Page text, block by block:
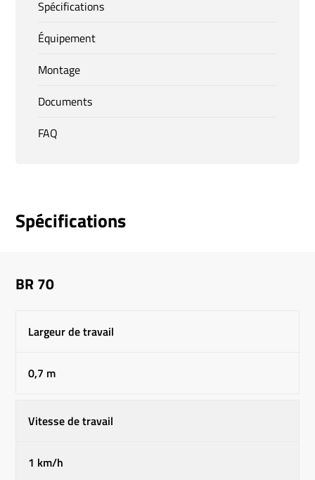
Spécifications
Équipement
Montage
Documents
FAQ
Spécifications
BR 70
Largeur de travail
0,7 m
Vitesse de travail
1 km/h